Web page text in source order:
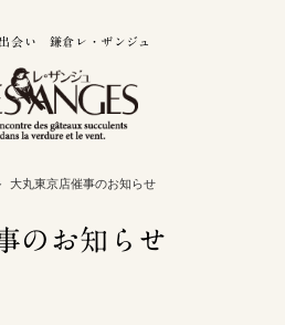
会い 鎌倉レ・ザンジュ
大丸東京店催事のお知らせ
のお知らせ